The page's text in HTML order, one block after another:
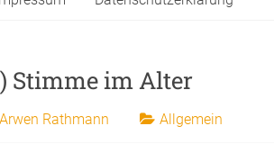
Stimme im Alter
Arwen Rathmann Allgemein